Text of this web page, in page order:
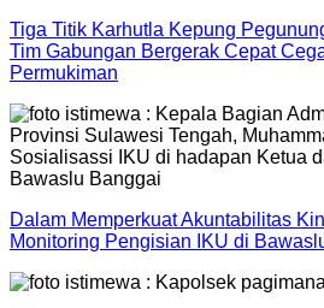
Tiga Titik Karhutla Kepung
Tim Gabungan Bergerak Cepat
Permukiman
Dalam Memperkuat Akuntabilitas
Monitoring Pengisian IKU di